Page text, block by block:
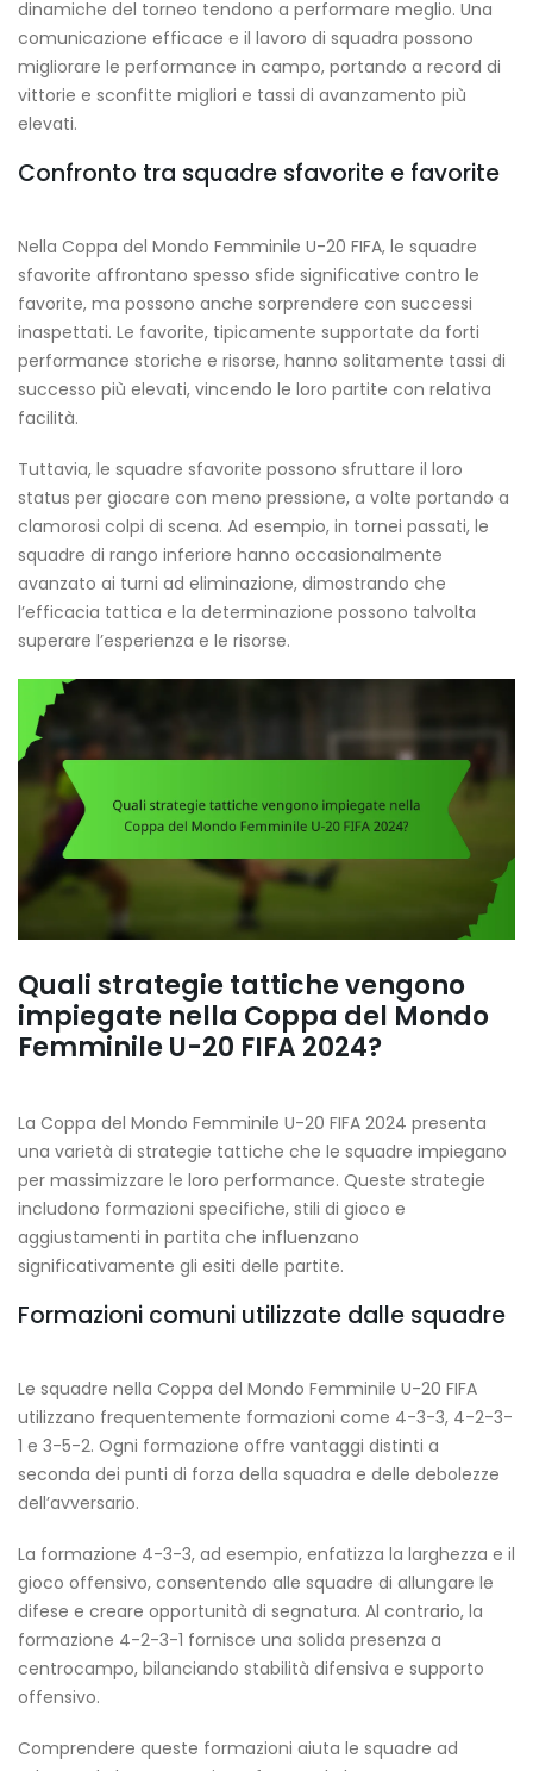
dinamiche del torneo tendono a performare meglio. Una
comunicazione efficace e il lavoro di squadra possono
migliorare le performance in campo, portando a record di
vittorie e sconfitte migliori e tassi di avanzamento più
elevati.
Confronto tra squadre sfavorite e favorite
Nella Coppa del Mondo Femminile U-20 FIFA, le squadre
sfavorite affrontano spesso sfide significative contro le
favorite, ma possono anche sorprendere con successi
inaspettati. Le favorite, tipicamente supportate da forti
performance storiche e risorse, hanno solitamente tassi di
successo più elevati, vincendo le loro partite con relativa
facilità.
Tuttavia, le squadre sfavorite possono sfruttare il loro
status per giocare con meno pressione, a volte portando a
clamorosi colpi di scena. Ad esempio, in tornei passati, le
squadre di rango inferiore hanno occasionalmente
avanzato ai turni ad eliminazione, dimostrando che
l’efficacia tattica e la determinazione possono talvolta
superare l’esperienza e le risorse.
Quali strategie tattiche vengono
impiegate nella Coppa del Mondo
Femminile U-20 FIFA 2024?
La Coppa del Mondo Femminile U-20 FIFA 2024 presenta
una varietà di strategie tattiche che le squadre impiegano
per massimizzare le loro performance. Queste strategie
includono formazioni specifiche, stili di gioco e
aggiustamenti in partita che influenzano
significativamente gli esiti delle partite.
Formazioni comuni utilizzate dalle squadre
Le squadre nella Coppa del Mondo Femminile U-20 FIFA
utilizzano frequentemente formazioni come 4-3-3, 4-2-3-
1 e 3-5-2. Ogni formazione offre vantaggi distinti a
seconda dei punti di forza della squadra e delle debolezze
dell’avversario.
La formazione 4-3-3, ad esempio, enfatizza la larghezza e il
gioco offensivo, consentendo alle squadre di allungare le
difese e creare opportunità di segnatura. Al contrario, la
formazione 4-2-3-1 fornisce una solida presenza a
centrocampo, bilanciando stabilità difensiva e supporto
offensivo.
Comprendere queste formazioni aiuta le squadre ad